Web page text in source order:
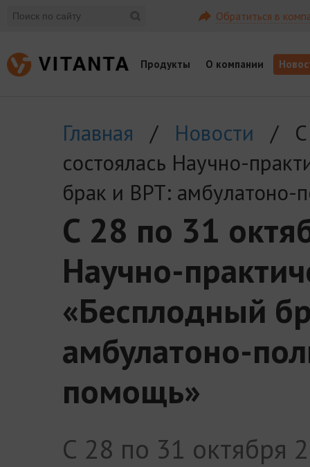
Обратиться в
Продукты О компании
Главная / Новости / С
состоялась Научно-
брак и ВРТ: амбулатоно-
С 28 по 31
Научно-
«Бесплодный
амбулатоно-
помощь»
С 28 по 31 октября